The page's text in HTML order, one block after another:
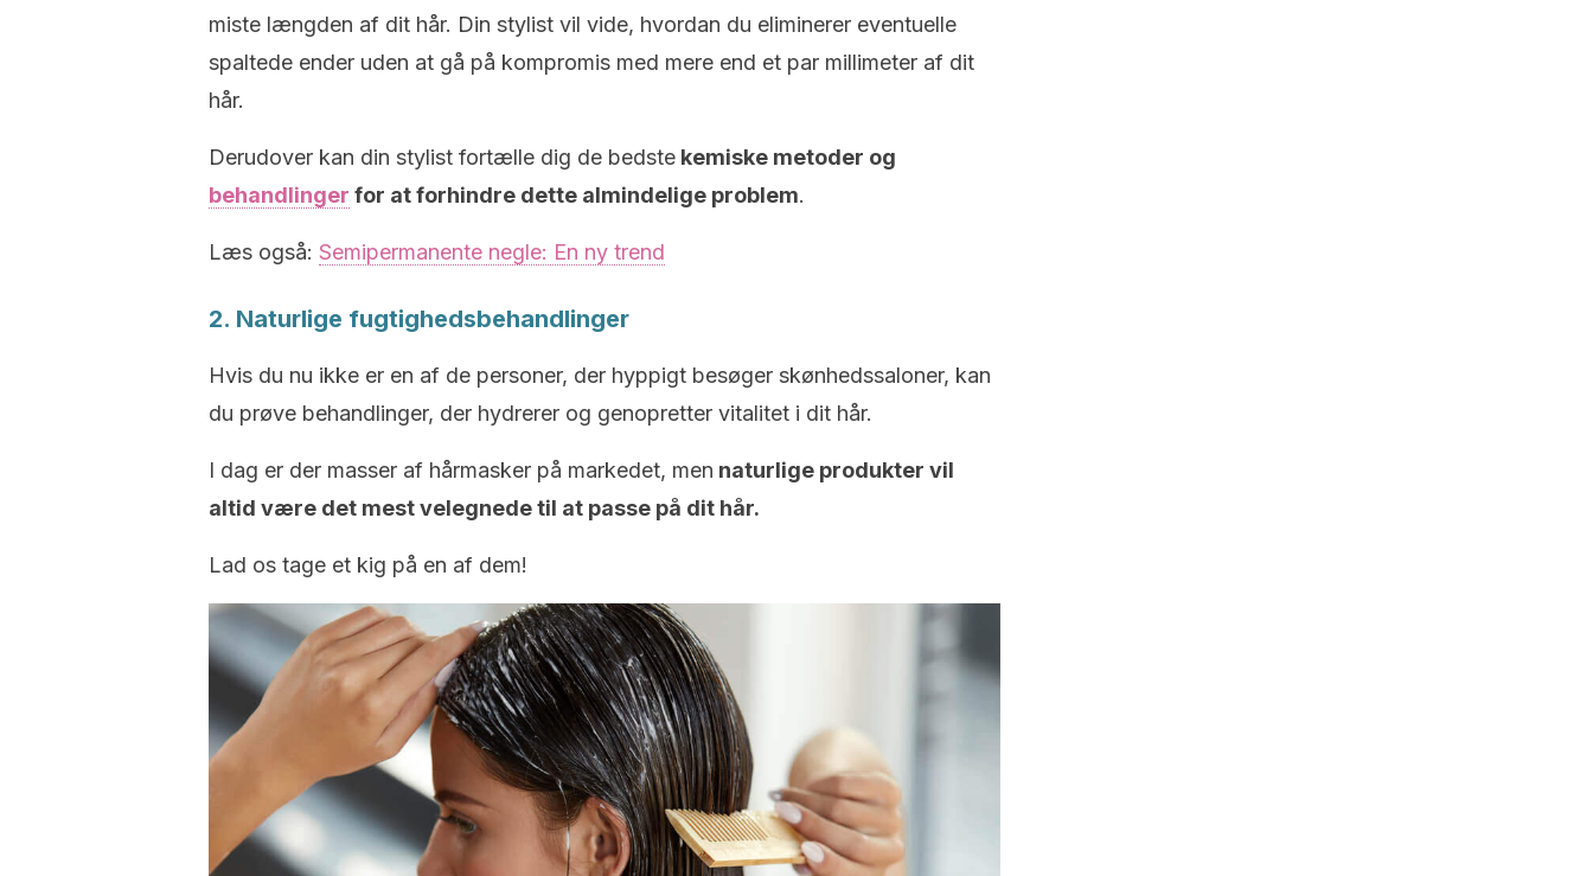
miste længden af ​​dit hår. Din stylist vil vide, hvordan du eliminerer eventuelle
spaltede ender uden at gå på kompromis med mere end et par millimeter af dit
hår.
Derudover kan din stylist fortælle dig de bedste kemiske metoder og
behandlinger for at forhindre dette almindelige problem.
Læs også: Semipermanente negle: En ny trend
2. Naturlige fugtighedsbehandlinger
Hvis du nu ikke er en af ​​de personer, der hyppigt besøger skønhedssaloner, kan
du prøve behandlinger, der hydrerer og genopretter vitalitet i dit hår.
I dag er der masser af hårmasker på markedet, men naturlige produkter vil
altid være det mest velegnede til at passe på dit hår.
Lad os tage et kig på en af ​​dem!